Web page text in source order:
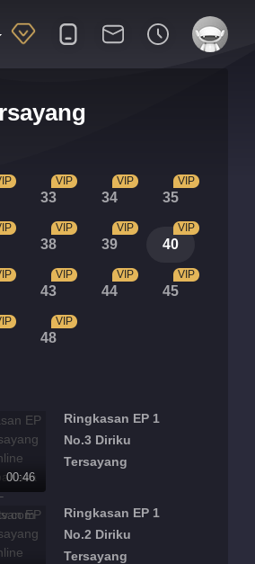
33
VIP
34
VIP
35
VIP
38
VIP
39
VIP
40
VIP
43
VIP
44
VIP
45
VIP
48
VIP
00:46
Ringkasan EP 1
No.3 Diriku
Tersayang
Ringkasan EP 1
No.2 Diriku
Tersayang